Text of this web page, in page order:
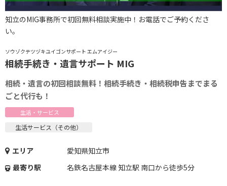
ソウゾクテツヅキユイゴンサポート エムアイジー
相続手続き・遺言サポート MIG
相続・遺言の初回相談無料！相続手続き・相続税申告までまる
ごと代行も！
生活・サービス
生活サービス（その他）
エリア
愛知県知立市
最寄り駅
名鉄名古屋本線 知立駅 南口から徒歩5分
知立のMIG事務所で初回無料相談実施中！お電話でご予約くださ
い。